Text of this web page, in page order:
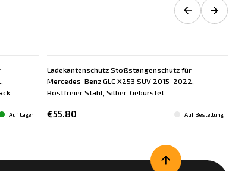
Auf Lager
Ladekantenschutz Stoßstangenschutz für
Mercedes-Benz GLC X253 SUV 2015-2022,
Rostfreier Stahl, Silber, Gebürstet
€55.80 Auf Bestellung